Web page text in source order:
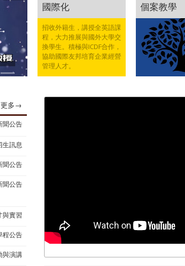
國際化
招收外籍生，講授全英語課
程，大力推展與國外大學交
換學生。積極與ICDF合作，
協助國際友邦培育企業經營
管理人才。
個案教學
聞公告
生訊息
聞公告
聞公告
與實習
程公告
與演講
更多→